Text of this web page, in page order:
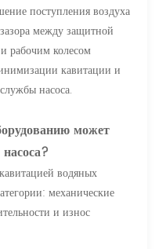
поступления воздуха
между защитной
рабочим колесом
кавитации и
насоса.
может
водяных
механические
и износ